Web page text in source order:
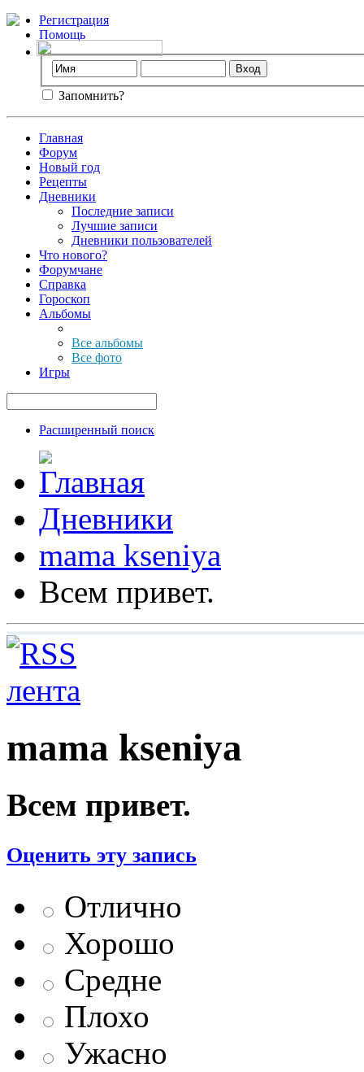
Регистрация
Помощь
Запомнить?
Главная
Форум
Новый год
Рецепты
Дневники
Последние записи
Лучшие записи
Дневники пользователей
Что нового?
Форумчане
Справка
Гороскоп
Альбомы
Все альбомы
Все фото
Игры
Расширенный поиск
Дневники
mama kseniya
Всем привет.
mama kseniya
Всем привет.
Оценить эту запись
Отлично
Хорошо
Средне
Плохо
Ужасно